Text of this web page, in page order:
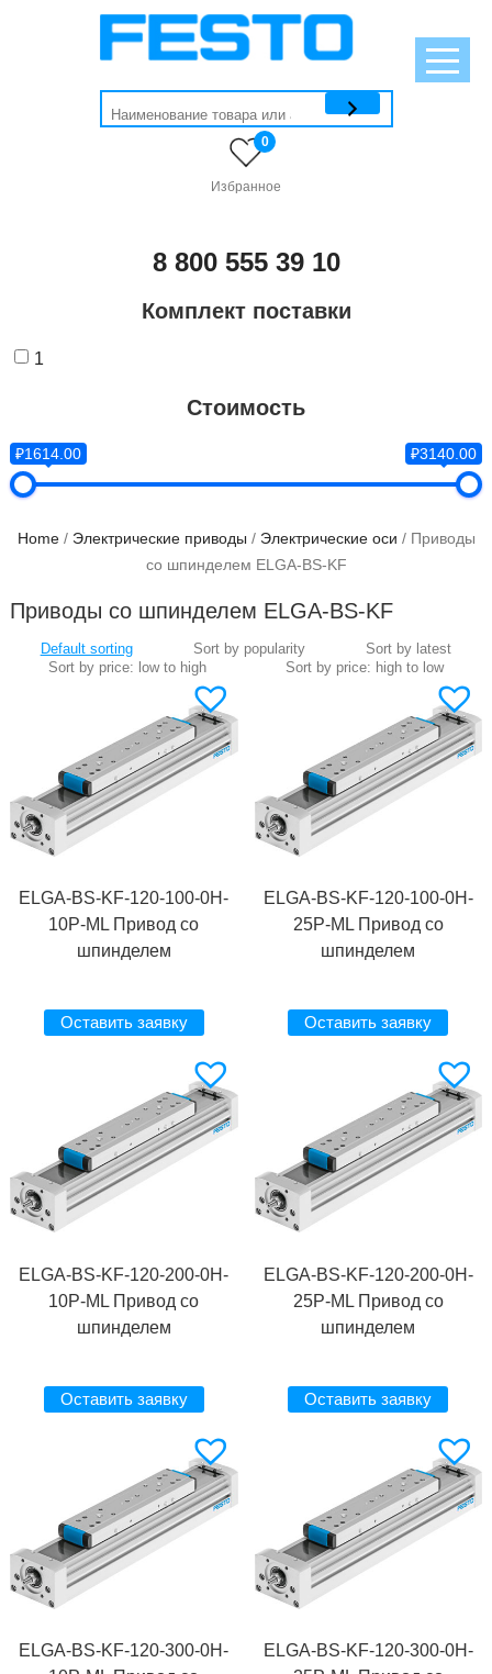
Избранное
0
8 800 555 39 10
Комплект поставки
1
Стоимость
₽1614.00 ₽3140.00
Home/ Электрические приводы / Электрические оси / Приводы
со шпинделем ELGA-BS-KF
Приводы со шпинделем ELGA-BS-KF
ELGA-BS-KF-120-100-0H-
10P-ML Привод со
шпинделем
Оставить заявку
ELGA-BS-KF-120-100-0H-
25P-ML Привод со
шпинделем
Оставить заявку
ELGA-BS-KF-120-200-0H-
10P-ML Привод со
шпинделем
Оставить заявку
ELGA-BS-KF-120-200-0H-
25P-ML Привод со
шпинделем
Оставить заявку
ELGA-BS-KF-120-300-0H-
ELGA-BS-KF-120-300-0H-